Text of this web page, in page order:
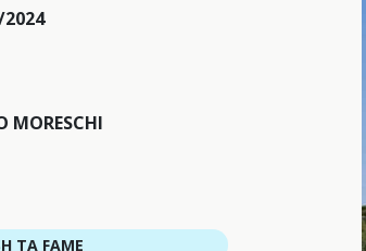
MORESCHI
TA FAME